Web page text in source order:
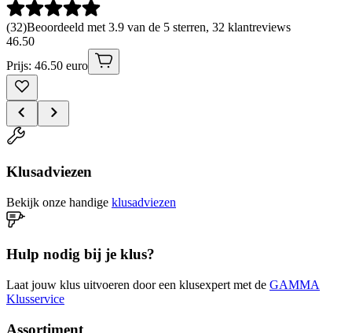
(32)Beoordeeld met 3.9 van de 5 sterren, 32 klantreviews
46.50
Prijs: 46.50 euro
Klusadviezen
Bekijk onze handige klusadviezen
Hulp nodig bij je klus?
Laat jouw klus uitvoeren door een klusexpert met de GAMMA
Klusservice
Assortiment